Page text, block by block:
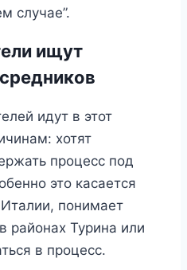
случае”.
ищут
идут в этот
хотят
процесс под
это касается
понимает
районах Турина или
в процесс.